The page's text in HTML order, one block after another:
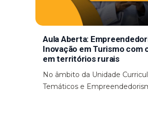
Aula Aberta:
Inovação em Turismo com
em territórios rurais
No âmbito da Unidade
Temáticos e